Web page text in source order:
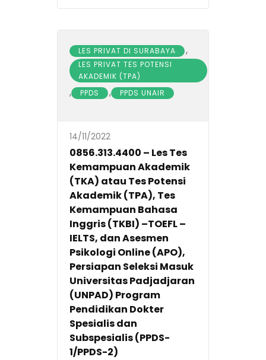
LES PRIVAT DI SURABAYA ,
LES PRIVAT TES POTENSI
AKADEMIK (TPA)
, PPDS , PPDS UNAIR
14/11/2022
0856.313.4400 – Les Tes
Kemampuan Akademik
(TKA) atau Tes Potensi
Akademik (TPA), Tes
Kemampuan Bahasa
Inggris (TKBI) –TOEFL –
IELTS, dan Asesmen
Psikologi Online (APO),
Persiapan Seleksi Masuk
Universitas Padjadjaran
(UNPAD) Program
Pendidikan Dokter
Spesialis dan
Subspesialis (PPDS-
1/PPDS-2)